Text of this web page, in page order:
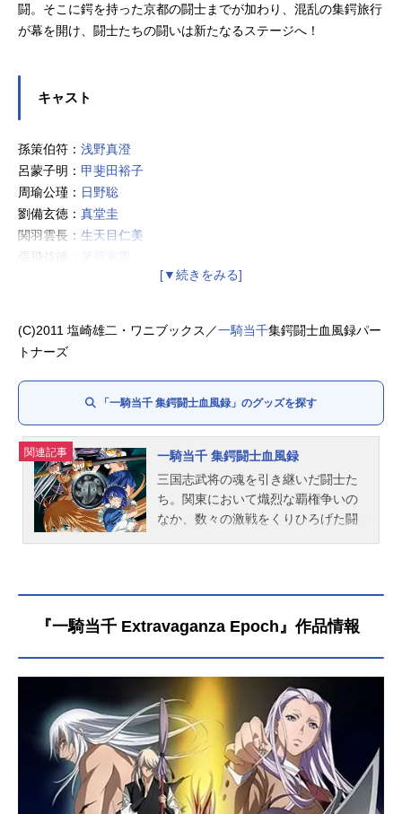
闘。そこに鍔を持った京都の闘士までが加わり、混乱の集鍔旅行
が幕を開け、闘士たちの闘いは新たなるステージへ！
キャスト
孫策伯符： 浅野真澄
呂蒙子明： 甲斐田裕子
周瑜公瑾： 日野聡
劉備玄徳： 真堂圭
関羽雲長： 生天目仁美
張飛益徳：
陸遜伯言： 高橋美佳子
夏侯淵妙才：
曹仁子孝：斎藤千和
(C)2011 塩崎雄二・ワニブックス／一騎当千集鍔闘士血風録パー
トナーズ
「一騎当千 集鍔闘士血風録」のグッズを探す
関連記事
一騎当千 集鍔闘士血風録
三国志武将の魂を引き継いだ闘士た
ち。関東において熾烈な覇権争いの
なか、数々の激戦をくりひろげた闘
京都の地へと「集鍔旅行」に旅立
つ。「集鍔旅行」それは、闘士が
各々持つ勾玉の霊力を補充するべく
大闘士大会の間に行われる遠征修練
の事である。国内最大の霊的都市で
ある京都には、日本の戦国武将の魂
を受け継ぐ闘士がおり、彼らが勾玉
の代わりに持つ「刀の鍔」を集める
事により勾玉の霊力を補充する事が
出来るのといわれていた。新幹線で
京都についた南陽学院の一行。しか
『一騎当千 Extravaganza Epoch』作品情報